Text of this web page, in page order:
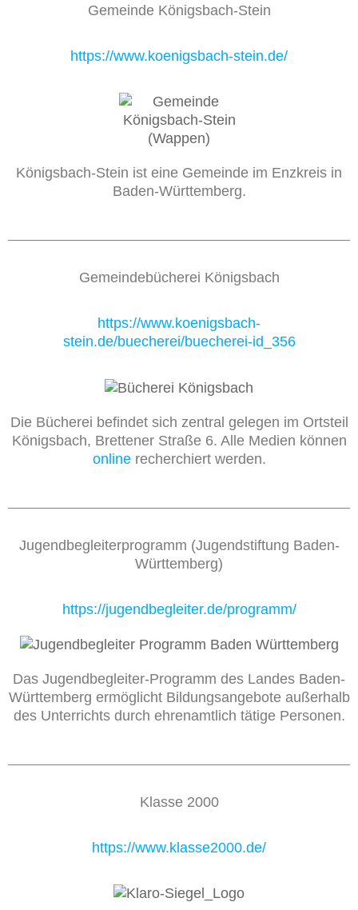
Gemeinde Königsbach-Stein
https://www.koenigsbach-stein.de/
Königsbach-Stein ist eine Gemeinde im Enzkreis in
Baden-Württemberg.
Gemeindebücherei Königsbach
https://www.koenigsbach-
stein.de/buecherei/buecherei-id_356
Die Bücherei befindet sich zentral gelegen im Ortsteil
Königsbach, Brettener Straße 6. Alle Medien können
onlinerecherchiert werden.
Jugendbegleiterprogramm (Jugendstiftung Baden-
Württemberg)
https://jugendbegleiter.de/programm/
Das Jugendbegleiter-Programm des Landes Baden-
Württemberg ermöglicht Bildungsangebote außerhalb
des Unterrichts durch ehrenamtlich tätige Personen.
Klasse 2000
https://www.klasse2000.de/